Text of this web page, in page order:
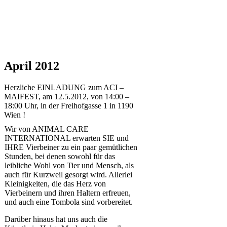
April 2012
Herzliche EINLADUNG zum ACI –
MAIFEST, am 12.5.2012, von 14:00 –
18:00 Uhr, in der Freihofgasse 1 in 1190
Wien !
Wir von ANIMAL CARE
INTERNATIONAL erwarten SIE und
IHRE Vierbeiner zu ein paar gemütlichen
Stunden, bei denen sowohl für das
leibliche Wohl von Tier und Mensch, als
auch für Kurzweil gesorgt wird. Allerlei
Kleinigkeiten, die das Herz von
Vierbeinern und ihren Haltern erfreuen,
und auch eine Tombola sind vorbereitet.
Darüber hinaus hat uns auch die